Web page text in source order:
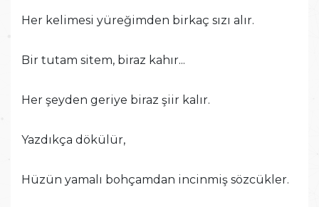
Her kelimesi yüreğimden birkaç sızı alır.
Bir tutam sitem, biraz kahır...
Her şeyden geriye biraz şiir kalır.
Yazdıkça dökülür,
Hüzün yamalı bohçamdan incinmiş sözcükler.